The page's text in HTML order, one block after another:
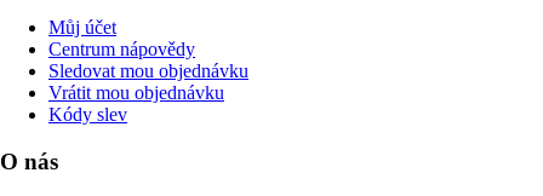
Můj účet
Centrum nápovědy
Sledovat mou objednávku
Vrátit mou objednávku
Kódy slev
O nás